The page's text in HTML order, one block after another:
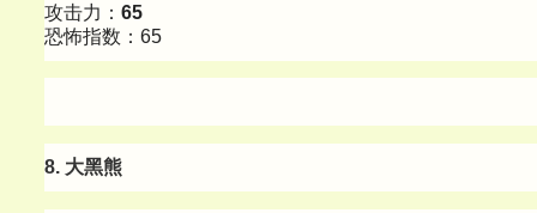
攻击力： 65
恐怖指数：65
8. 大黑熊